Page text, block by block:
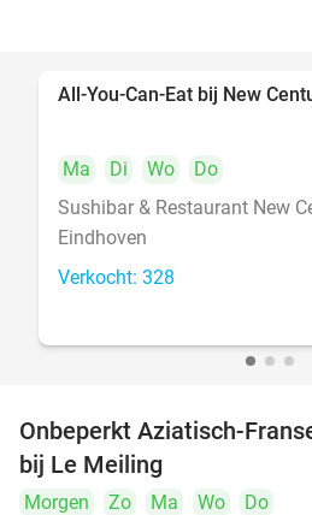
All-You-Can-Eat bij New
Ma Di Wo
Do
Sushibar & Restaurant New
Eindhoven
Verkocht: 328
Onbeperkt Aziatisch-
bij Le Meiling
Morgen Zo Ma Wo
Do